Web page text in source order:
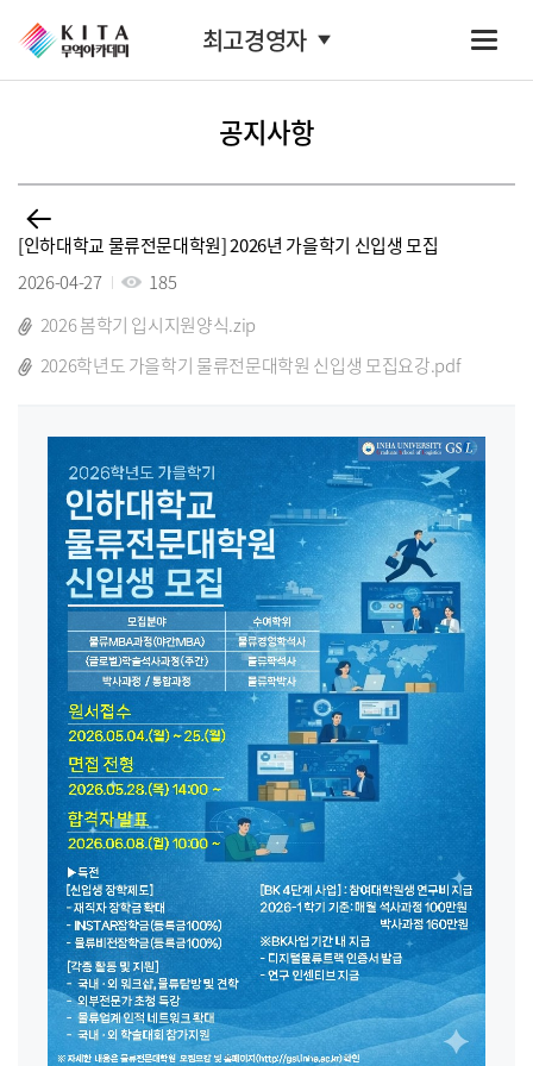
최고경영자
공지사항
[인하대학교 물류전문대학원] 2026년 가을학기 신입생 모집
2026-04-27
185
2026 봄학기 입시지원양식.zip
2026학년도 가을학기 물류전문대학원 신입생 모집요강.pdf